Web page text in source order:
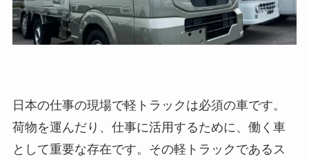
日本の仕事の現場で軽トラックは必須の車です。
荷物を運んだり、仕事に活用するために、働く車
として重要な存在です。その軽トラックであるス